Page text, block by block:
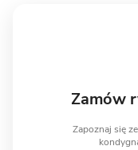
Zamów
Zapoznaj się